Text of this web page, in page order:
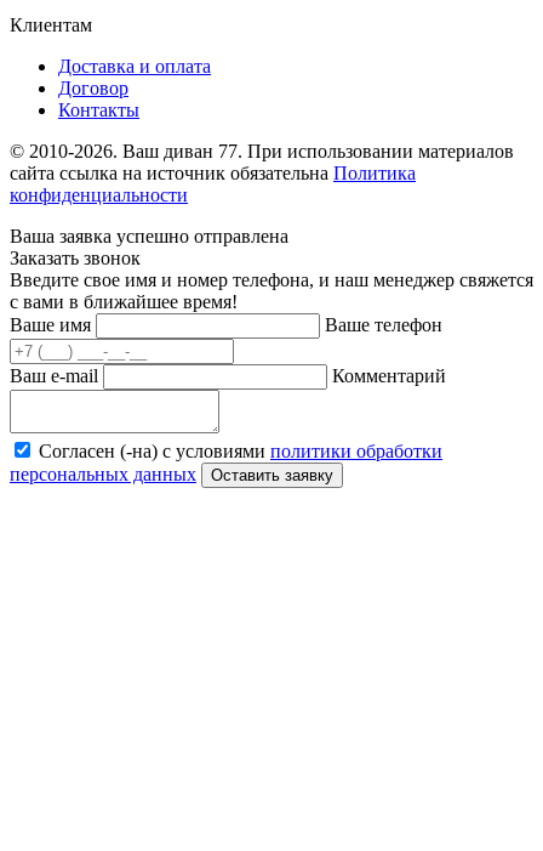
Клиентам
Доставка и оплата
Договор
Контакты
© 2010-2026. Ваш диван 77. При использовании материалов
сайта ссылка на источник обязательна Политика
конфиденциальности
Ваша заявка успешно отправлена
Заказать звонок
Введите свое имя и номер телефона, и наш менеджер свяжется
с вами в ближайшее время!
Ваше имя
Ваше телефон
Ваш e-mail Комментарий
Согласен (-на) с условиями политики обработки
персональных данных